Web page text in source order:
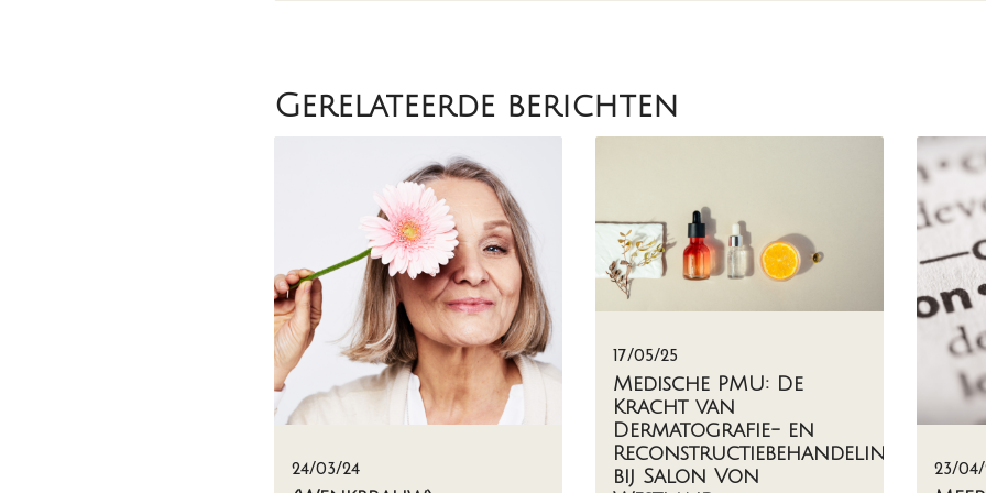
Gerelateerde berichten
24/03/24
17/05/25
Medische PMU: De
Kracht van
Dermatografie- en
Reconstructiebehandelingen
bij Salon Von
23/04/